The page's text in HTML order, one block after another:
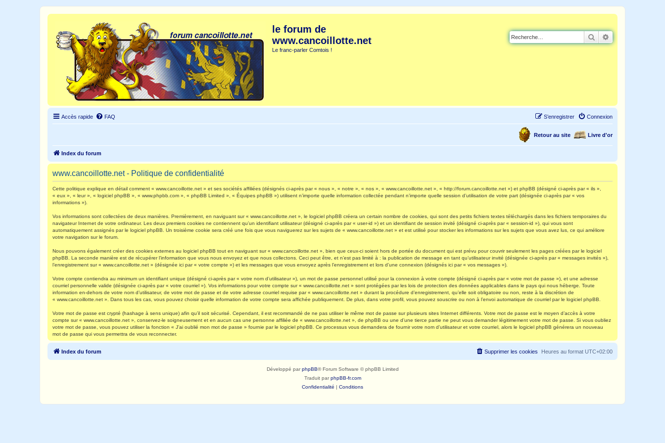
le forum de
www.cancoillotte.net
Le franc-parler Comtois !
Rechercher
Accès rapide FAQ Connexion
S’enregistrer
Livre d'or
Retour au site
Index du forum
www.cancoillotte.net - Politique de confidentialité
Cette politique explique en détail comment « www.cancoillotte.net » et ses sociétés affiliées (désignés ci-après par « nous », « notre », « nos », « www.cancoillotte.net », « http://forum.cancoillotte.net ») et phpBB (désigné ci-après par « ils »,
« eux », « leur », « logiciel phpBB », « www.phpbb.com », « phpBB Limited », « Équipes phpBB ») utilisent n’importe quelle information collectée pendant n’importe quelle session d’utilisation de votre part (désignée ci-après par « vos
informations »).
Vos informations sont collectées de deux manières. Premièrement, en naviguant sur « www.cancoillotte.net », le logiciel phpBB créera un certain nombre de cookies, qui sont des petits fichiers textes téléchargés dans les fichiers temporaires du
navigateur Internet de votre ordinateur. Les deux premiers cookies ne contiennent qu’un identifiant utilisateur (désigné ci-après par « user-id ») et un identifiant de session invité (désigné ci-après par « session-id »), qui vous sont
automatiquement assignés par le logiciel phpBB. Un troisième cookie sera créé une fois que vous naviguerez sur les sujets de « www.cancoillotte.net » et est utilisé pour stocker les informations sur les sujets que vous avez lus, ce qui améliore
votre navigation sur le forum.
Nous pouvons également créer des cookies externes au logiciel phpBB tout en naviguant sur « www.cancoillotte.net », bien que ceux-ci soient hors de portée du document qui est prévu pour couvrir seulement les pages créées par le logiciel
phpBB. La seconde manière est de récupérer l’information que vous nous envoyez et que nous collectons. Ceci peut être, et n’est pas limité à : la publication de message en tant qu’utilisateur invité (désignée ci-après par « messages invités »),
l’enregistrement sur « www.cancoillotte.net » (désignée ici par « votre compte ») et les messages que vous envoyez après l’enregistrement et lors d’une connexion (désignés ici par « vos messages »).
Votre compte contiendra au minimum un identifiant unique (désigné ci-après par « votre nom d’utilisateur »), un mot de passe personnel utilisé pour la connexion à votre compte (désigné ci-après par « votre mot de passe »), et une adresse
courriel personnelle valide (désignée ci-après par « votre courriel »). Vos informations pour votre compte sur « www.cancoillotte.net » sont protégées par les lois de protection des données applicables dans le pays qui nous héberge. Toute
information en-dehors de votre nom d’utilisateur, de votre mot de passe et de votre adresse courriel requise par « www.cancoillotte.net » durant la procédure d’enregistrement, qu’elle soit obligatoire ou non, reste à la discrétion de
« www.cancoillotte.net ». Dans tous les cas, vous pouvez choisir quelle information de votre compte sera affichée publiquement. De plus, dans votre profil, vous pouvez souscrire ou non à l’envoi automatique de courriel par le logiciel phpBB.
Votre mot de passe est crypté (hashage à sens unique) afin qu’il soit sécurisé. Cependant, il est recommandé de ne pas utiliser le même mot de passe sur plusieurs sites Internet différents. Votre mot de passe est le moyen d’accès à votre
compte sur « www.cancoillotte.net », conservez-le soigneusement et en aucun cas une personne affiliée de « www.cancoillotte.net », de phpBB ou une d’une tierce partie ne peut vous demander légitimement votre mot de passe. Si vous oubliez
votre mot de passe, vous pouvez utiliser la fonction « J’ai oublié mon mot de passe » fournie par le logiciel phpBB. Ce processus vous demandera de fournir votre nom d’utilisateur et votre courriel, alors le logiciel phpBB générera un nouveau
mot de passe qui vous permettra de vous reconnecter.
Index du forum Heures au format UTC+02:00
Supprimer les cookies
Développé parphpBB® Forum Software © phpBB Limited
Traduit parphpBB-fr.com
Confidentialité | Conditions